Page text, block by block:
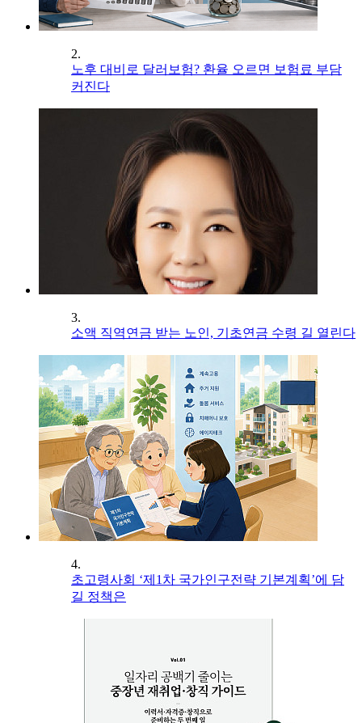
2.
노후 대비로 달러보험? 환율 오르면 보험료 부담
커진다
3.
소액 직역연금 받는 노인, 기초연금 수령 길 열린다
4.
초고령사회 ‘제1차 국가인구전략 기본계획’에 담
길 정책은